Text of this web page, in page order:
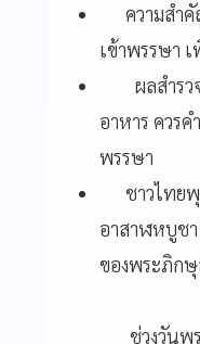
ความสำคั
เข้าพรรษา
ผลสำรวจ
อาหาร ควร
พรรษา
ชาวไทยพุ
อาสาฬหบูช
ของพระภิกษุ
ช่วงวันพร